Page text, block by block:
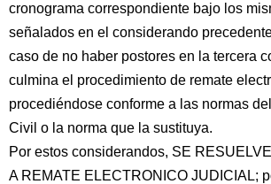
cronograma correspondiente bajo los
señalados en el considerando
caso de no haber postores en la tercera
culmina el procedimiento de remate
procediéndose conforme a las normas
Civil o la norma que la sustituya.
Por estos considerandos, SE
A REMATE ELECTRONICO JUDICIAL;